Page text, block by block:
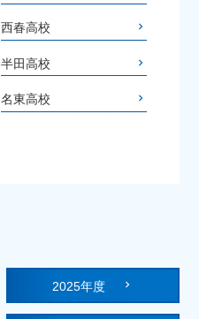
西春高校
半田高校
名東高校
2025年度